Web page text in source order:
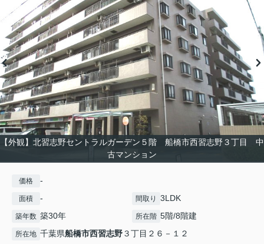
【外観】北習志野セントラルガーデン５階 船橋市西習志野３丁目 中
古マンション
価格 -
面積 - 間取り 3LDK
築年数 築30年 所在階 5階/8階建
所在地 千葉県船橋市西習志野３丁目２６－１２